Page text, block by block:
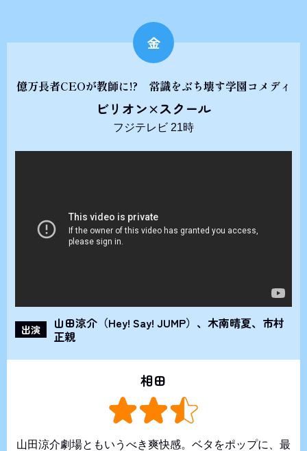
金
億万長者CEOが教師に!? 常識をぶち壊す学園コメディ
ビリオン×スクール
フジテレビ 21時
出演
山田涼介（Hey! Say! JUMP）、木南晴夏、市村
正親
相田
山田涼介劇場ともいうべき爽快感。ベタをポップに、最